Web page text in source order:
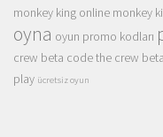
monkey king online monkey
oyna oyun promo kodları
crew beta codethe crew
play ücretsiz oyun